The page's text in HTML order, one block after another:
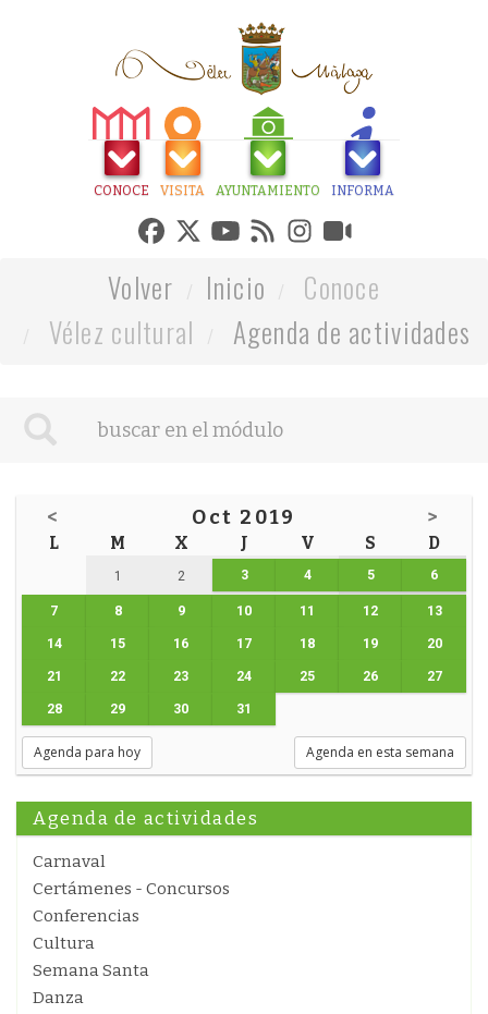
CONOCE VISITA AYUNTAMIENTO INFORMA
Volver Inicio
Conoce
Vélez cultural
Agenda de actividades
< Oct 2019 >
L M X J V S D
1 2 3 4 5 6
7 8 9 10 11 12 13
14 15 16 17 18 19 20
21 22 23 24 25 26 27
28 29 30 31
Agenda para hoy Agenda en esta semana
Agenda de actividades
Carnaval
Certámenes - Concursos
Conferencias
Cultura
Semana Santa
Danza